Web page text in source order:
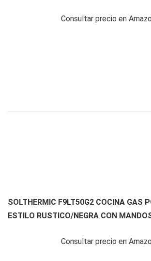
Consultar precio en
SOLTHERMIC F9LT50G2 COCINA GAS
ESTILO RUSTICO/NEGRA CON
Consultar precio en